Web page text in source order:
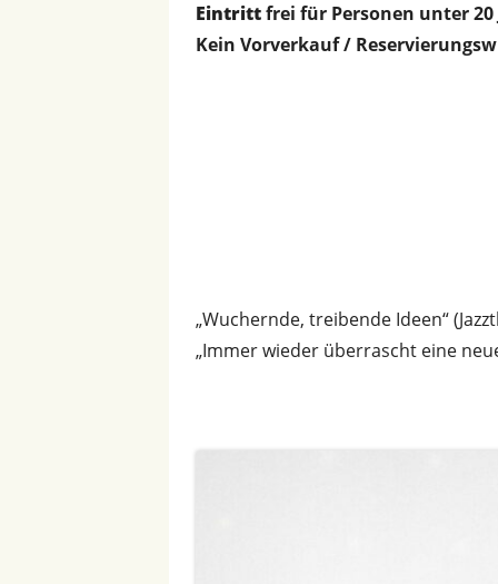
Eintrittfrei für Personen unter 20
Kein Vorverkauf /
„Wuchernde, treibende Ideen“
„Immer wieder überrascht eine